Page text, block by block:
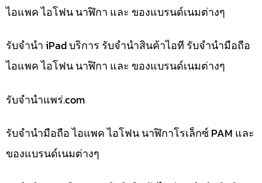
ไอแพค ไอโฟน นาฬิกา และ ของแบรนด์เนมต่างๆ
รับจำนำ iPad บริการ รับจำนำสินค้าไอที รับจำนำมือถือ
ไอแพค ไอโฟน นาฬิกา และ ของแบรนด์เนมต่างๆ
รับจํานําแพร่.com
รับจำนำมือถือ ไอแพค ไอโฟน นาฬิกาโรเล็กซ์ PAM และ
ของแบรนด์เนมต่างๆ